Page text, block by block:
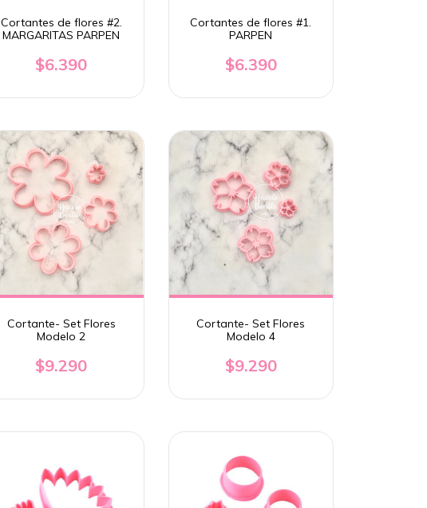
Cortantes de flores #2.
MARGARITAS PARPEN
$6.390
Cortantes de flores #1.
PARPEN
$6.390
Cortante- Set Flores
Modelo 2
$9.290
Cortante- Set Flores
Modelo 4
$9.290